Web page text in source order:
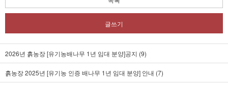
글쓰기
2026년 흙농장 [유기농배나무 1년 임대 분양]공지 (9)
흙농장 2025년 [유기농 인증 배나무 1년 임대 분양] 안내 (7)